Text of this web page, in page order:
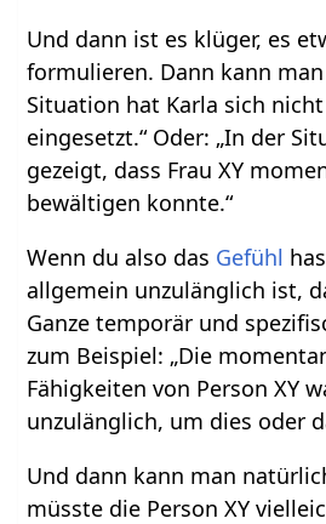
Und dann ist es klüger, es
formulieren. Dann kann
Situation hat Karla sich
eingesetzt.“ Oder: „In der
gezeigt, dass Frau XY
bewältigen konnte.“
Wenn du also das Gefühl
allgemein unzulänglich ist,
Ganze temporär und
zum Beispiel: „Die
Fähigkeiten von Person XY
unzulänglich, um dies oder
Und dann kann man
müsste die Person XY